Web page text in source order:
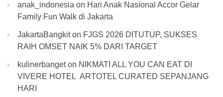
anak_indonesia on Hari Anak Nasional Accor Gelar
Family Fun Walk di Jakarta
JakartaBangkiton FJGS 2026 DITUTUP, SUKSES
RAIH OMSET NAIK 5% DARI TARGET
kulinerbangeton NIKMATI ALL YOU CAN EAT DI
VIVERE HOTEL ARTOTEL CURATED SEPANJANG
HARI